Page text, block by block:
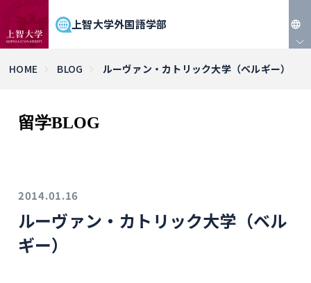
上智大学外国語学部
HOME BLOG ルーヴァン・カトリック大学（ベルギー）
留学BLOG
2014.01.16
ルーヴァン・カトリック大学（ベル
ギー）